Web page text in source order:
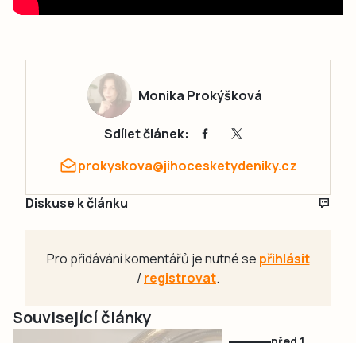
Monika Prokýšková
Sdílet článek:
prokyskova@jihocesketydeniky.cz
Diskuse k článku
Pro přidávání komentářů je nutné se přihlásit
/registrovat.
Související články